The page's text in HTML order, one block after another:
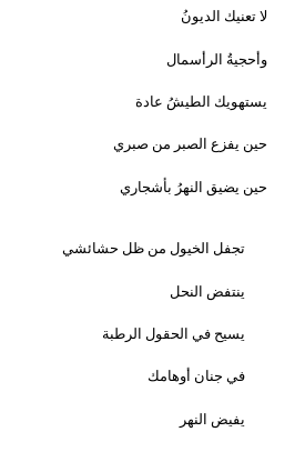
لا تعنيك الديونُ
وأحجيةُ الرأسمال
يستهويك الطيشُ عادة
حين يفزع الصبر من صبري
حين يضيق النهرُ بأشجاري
تجفل الخيول من ظل حشائشي
ينتفض النحل
يسيح في الحقول الرطبة
في جنان أوهامك
يفيض النهر